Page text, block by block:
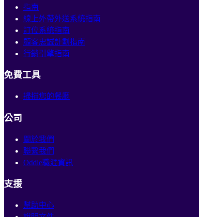
指南
線上外帶外送系統指南
訂位系統指南
顧客忠誠計劃指南
行銷引擎指南
免費工具
掃描您的餐廳
公司
關於我們
聯繫我們
Oddle職涯資訊
支援
幫助中心